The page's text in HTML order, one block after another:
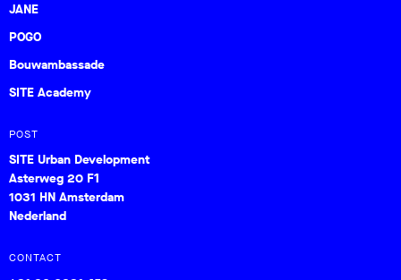
JANE
POGO
Bouwambassade
SITE Academy
POST
SITE Urban Development
Asterweg 20 F1
1031 HN Amsterdam
Nederland
CONTACT